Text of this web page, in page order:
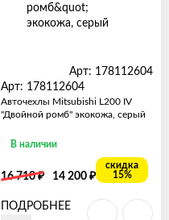
Арт: 178112604
Арт: 178112604
Авточехлы Mitsubishi L200 IV
"Двойной ромб" экокожа, серый
В наличии
16 710₽ 14 200 ₽
скидка
15%
ПОДРОБНЕЕ